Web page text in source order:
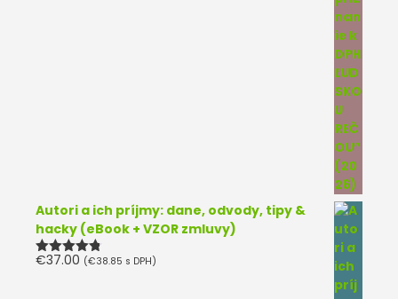
Autori a ich príjmy: dane, odvody, tipy &
hacky (eBook + VZOR zmluvy)
Hodnotenie
€37.00 (€38.85 s DPH)